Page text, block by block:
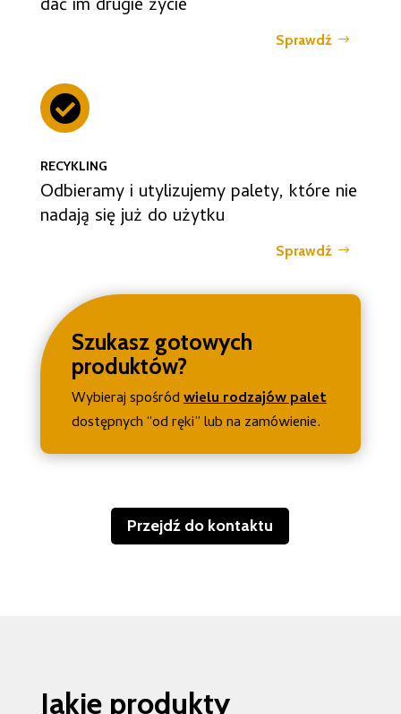
dać im drugie życie
Sprawdź

RECYKLING
Odbieramy i utylizujemy palety, które nie
nadają się już do użytku
Sprawdź
Szukasz gotowych
produktów?
Wybieraj spośródwielu rodzajów palet
dostępnych “od ręki” lub na zamówienie.
Przejdź do kontaktu
Jakie produkty